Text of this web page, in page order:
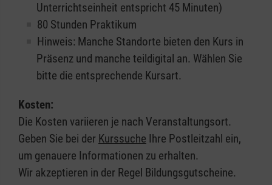
Unterrichtseinheit entspricht 45 Minuten)
80 Stunden Praktikum
Hinweis: Manche Standorte bieten den Kurs in
Präsenz und manche teildigital an. Wählen Sie
bitte die entsprechende Kursart.
Kosten:
Die Kosten variieren je nach Veranstaltungsort.
Geben Sie bei der Kurssuche Ihre Postleitzahl ein,
um genauere Informationen zu erhalten.
Wir akzeptieren in der Regel Bildungsgutscheine.